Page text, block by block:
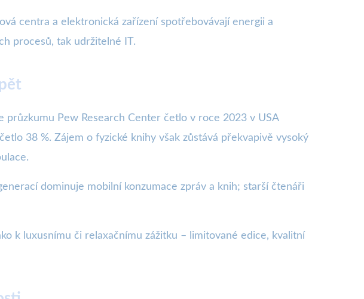
centra a elektronická zařízení spotřebovávají energii a
procesů, tak udržitelné IT.
průzkumu Pew Research Center četlo v roce 2023 v USA
38 %. Zájem o fyzické knihy však zůstává překvapivě vysoký
dominuje mobilní konzumace zpráv a knih; starší čtenáři
k luxusnímu či relaxačnímu zážitku – limitované edice, kvalitní